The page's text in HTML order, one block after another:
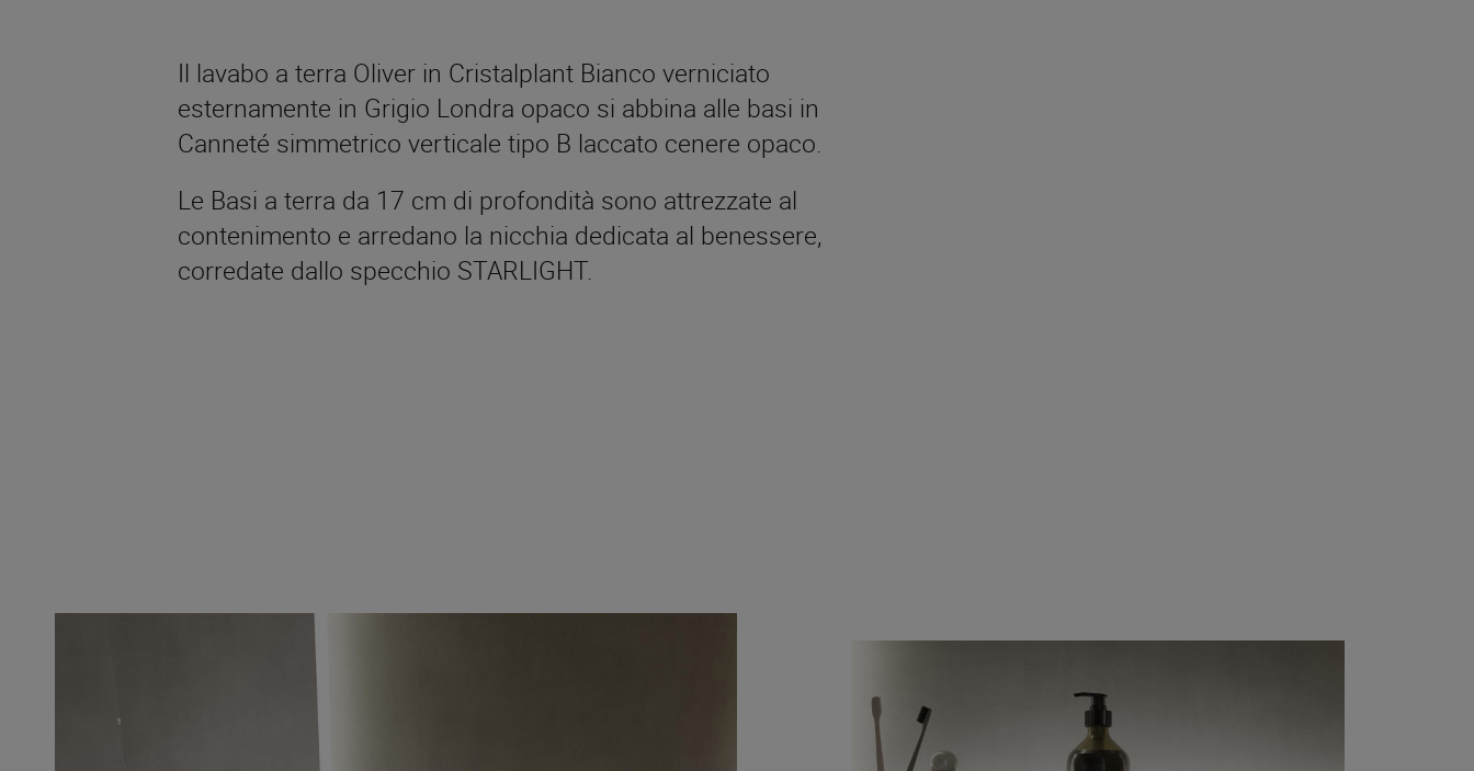
Il lavabo a terra Oliver in Cristalplant Bianco verniciato
esternamente in Grigio Londra opaco si abbina alle basi in
Canneté simmetrico verticale tipo B laccato cenere opaco.
Le Basi a terra da 17 cm di profondità sono attrezzate al
contenimento e arredano la nicchia dedicata al benessere,
corredate dallo specchio STARLIGHT.